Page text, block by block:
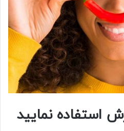
استفاده نمایید